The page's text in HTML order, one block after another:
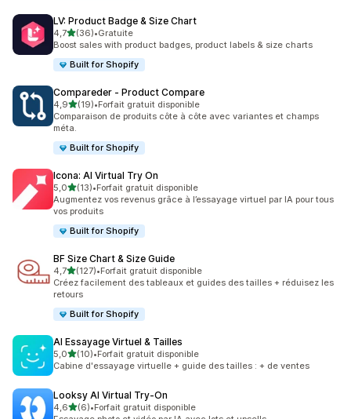
LV: Product Badge & Size Chart
4,7étoile(s) sur 5
(36)
36 avis au total
•Gratuite
Boost sales with product badges, product labels & size charts
Built for Shopify
Compareder ‑ Product Compare
4,9étoile(s) sur 5
(19)
19 avis au total
•Forfait gratuit disponible
Comparaison de produits côte à côte avec variantes et champs
méta.
Built for Shopify
Icona: AI Virtual Try On
5,0étoile(s) sur 5
(13)
13 avis au total
•Forfait gratuit disponible
Augmentez vos revenus grâce à l’essayage virtuel par IA pour tous
vos produits
Built for Shopify
BF Size Chart & Size Guide
4,7étoile(s) sur 5
(127)
127 avis au total
•Forfait gratuit disponible
Créez facilement des tableaux et guides des tailles + réduisez les
retours
Built for Shopify
AI Essayage Virtuel & Tailles
5,0étoile(s) sur 5
(10)
10 avis au total
•Forfait gratuit disponible
Cabine d'essayage virtuelle + guide des tailles : + de ventes
Looksy AI Virtual Try‑On
4,6étoile(s) sur 5
(6)
6 avis au total
•Forfait gratuit disponible